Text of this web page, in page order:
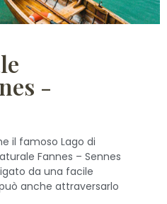
-
il famoso Lago di
Fannes – Sennes
da una facile
anche attraversarlo